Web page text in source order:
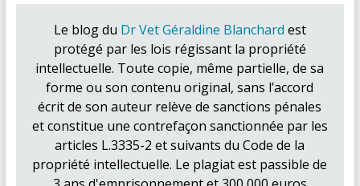
Le blog du Dr Vet Géraldine Blanchard est
protégé par les lois régissant la propriété
intellectuelle. Toute copie, même partielle, de sa
forme ou son contenu original, sans l’accord
écrit de son auteur relève de sanctions pénales
et constitue une contrefaçon sanctionnée par les
articles L.3335-2 et suivants du Code de la
propriété intellectuelle. Le plagiat est passible de